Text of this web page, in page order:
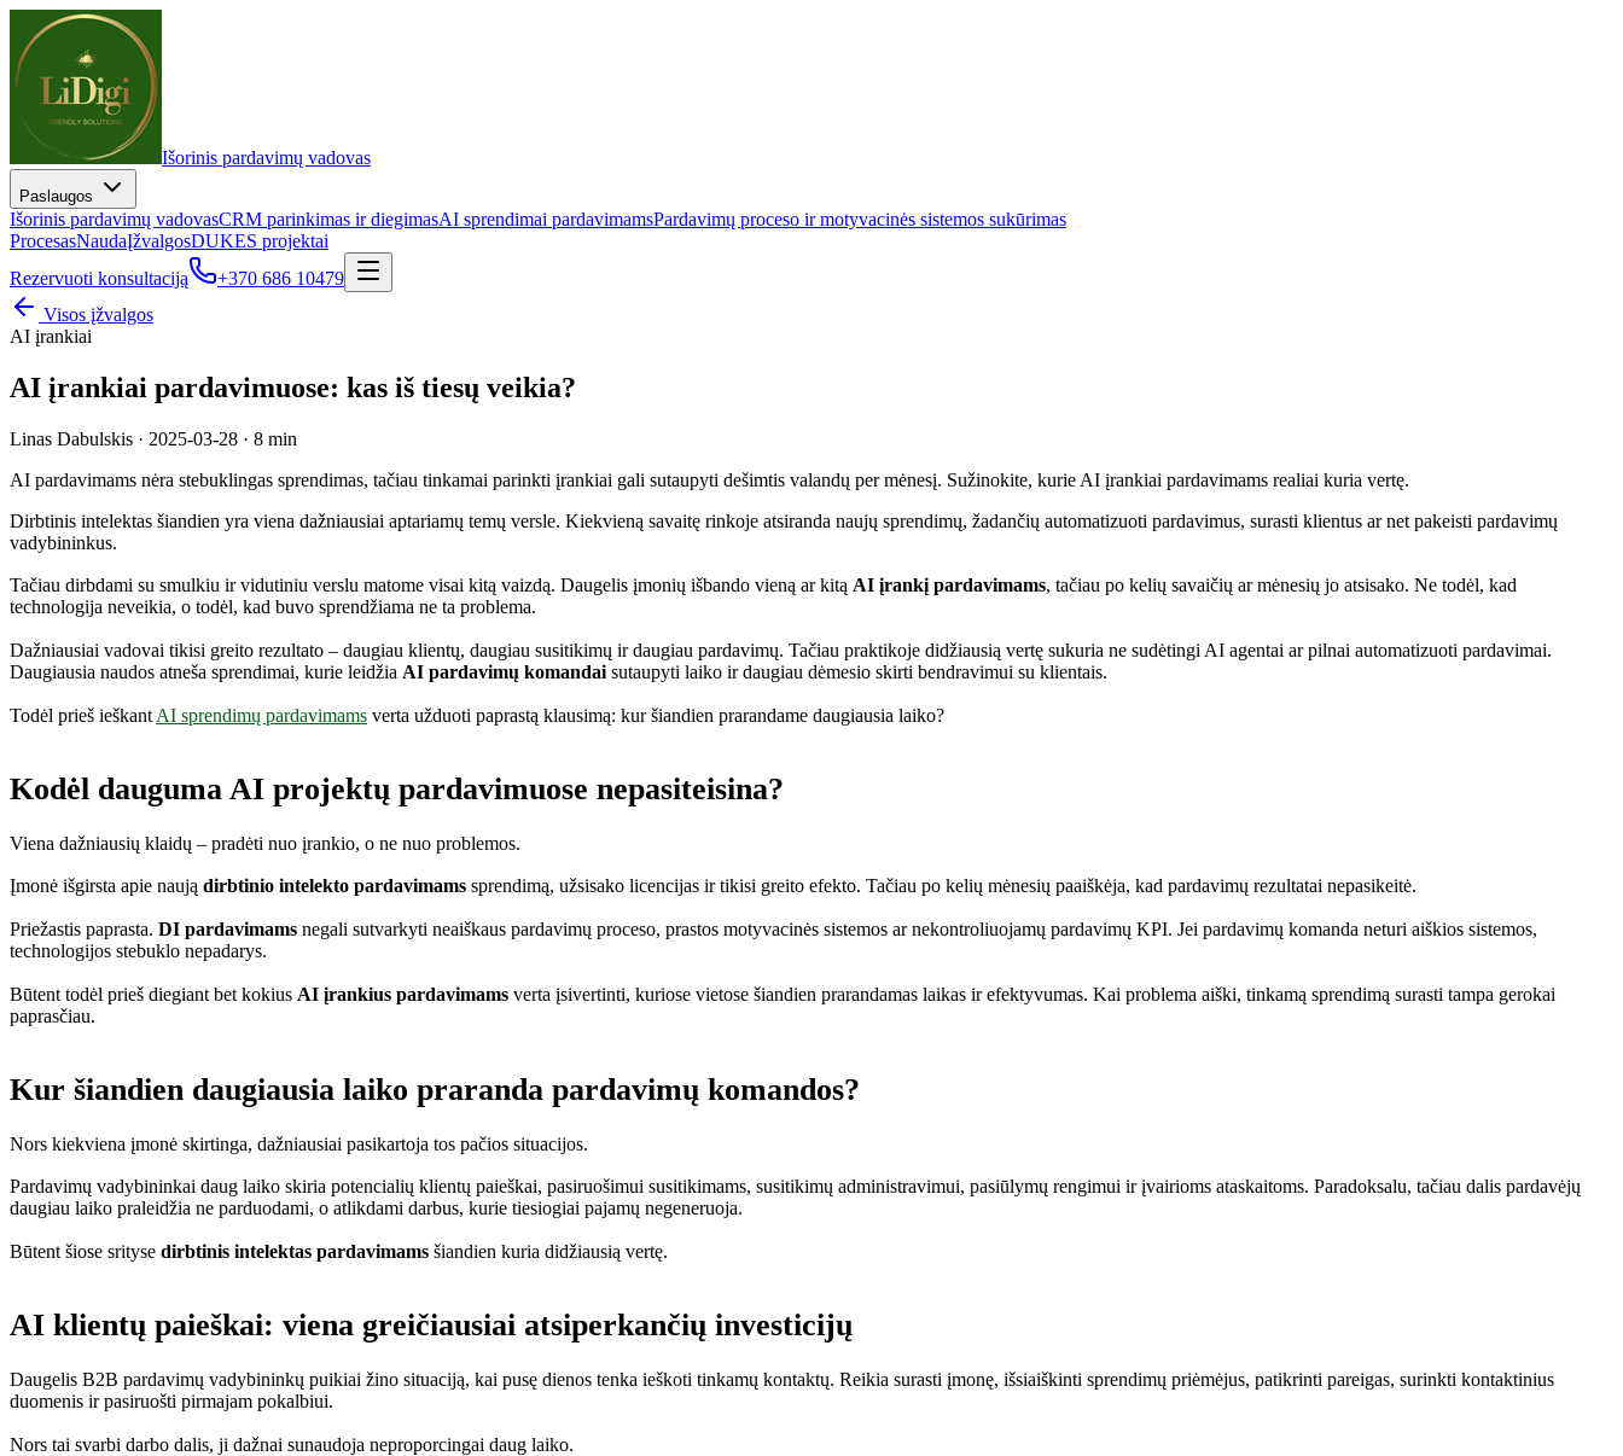
Išorinis pardavimų vadovas
Paslaugos
Išorinis pardavimų vadovasCRM parinkimas ir diegimasAI sprendimai pardavimamsPardavimų proceso ir motyvacinės sistemos sukūrimas
ProcesasNaudaĮžvalgosDUKES projektai
Rezervuoti konsultaciją
+370 686 10479
Visos įžvalgos
AI įrankiai
AI įrankiai pardavimuose: kas iš tiesų veikia?
Linas Dabulskis · 2025-03-28 · 8 min
AI pardavimams nėra stebuklingas sprendimas, tačiau tinkamai parinkti įrankiai gali sutaupyti dešimtis valandų per mėnesį. Sužinokite, kurie AI įrankiai pardavimams realiai kuria vertę.
Dirbtinis intelektas šiandien yra viena dažniausiai aptariamų temų versle. Kiekvieną savaitę rinkoje atsiranda naujų sprendimų, žadančių automatizuoti pardavimus, surasti klientus ar net pakeisti pardavimų
vadybininkus.
Tačiau dirbdami su smulkiu ir vidutiniu verslu matome visai kitą vaizdą. Daugelis įmonių išbando vieną ar kitą AI įrankį pardavimams, tačiau po kelių savaičių ar mėnesių jo atsisako. Ne todėl, kad
technologija neveikia, o todėl, kad buvo sprendžiama ne ta problema.
Dažniausiai vadovai tikisi greito rezultato – daugiau klientų, daugiau susitikimų ir daugiau pardavimų. Tačiau praktikoje didžiausią vertę sukuria ne sudėtingi AI agentai ar pilnai automatizuoti pardavimai.
Daugiausia naudos atneša sprendimai, kurie leidžia AI pardavimų komandai sutaupyti laiko ir daugiau dėmesio skirti bendravimui su klientais.
Todėl prieš ieškant AI sprendimų pardavimams verta užduoti paprastą klausimą: kur šiandien prarandame daugiausia laiko?
Kodėl dauguma AI projektų pardavimuose nepasiteisina?
Viena dažniausių klaidų – pradėti nuo įrankio, o ne nuo problemos.
Įmonė išgirsta apie naują dirbtinio intelekto pardavimams sprendimą, užsisako licencijas ir tikisi greito efekto. Tačiau po kelių mėnesių paaiškėja, kad pardavimų rezultatai nepasikeitė.
Priežastis paprasta. DI pardavimams negali sutvarkyti neaiškaus pardavimų proceso, prastos motyvacinės sistemos ar nekontroliuojamų pardavimų KPI. Jei pardavimų komanda neturi aiškios sistemos,
technologijos stebuklo nepadarys.
Būtent todėl prieš diegiant bet kokius AI įrankius pardavimams verta įsivertinti, kuriose vietose šiandien prarandamas laikas ir efektyvumas. Kai problema aiški, tinkamą sprendimą surasti tampa gerokai
paprasčiau.
Kur šiandien daugiausia laiko praranda pardavimų komandos?
Nors kiekviena įmonė skirtinga, dažniausiai pasikartoja tos pačios situacijos.
Pardavimų vadybininkai daug laiko skiria potencialių klientų paieškai, pasiruošimui susitikimams, susitikimų administravimui, pasiūlymų rengimui ir įvairioms ataskaitoms. Paradoksalu, tačiau dalis pardavėjų
daugiau laiko praleidžia ne parduodami, o atlikdami darbus, kurie tiesiogiai pajamų negeneruoja.
Būtent šiose srityse dirbtinis intelektas pardavimams šiandien kuria didžiausią vertę.
AI klientų paieškai: viena greičiausiai atsiperkančių investicijų
Daugelis B2B pardavimų vadybininkų puikiai žino situaciją, kai pusę dienos tenka ieškoti tinkamų kontaktų. Reikia surasti įmonę, išsiaiškinti sprendimų priėmėjus, patikrinti pareigas, surinkti kontaktinius
duomenis ir pasiruošti pirmajam pokalbiui.
Nors tai svarbi darbo dalis, ji dažnai sunaudoja neproporcingai daug laiko.